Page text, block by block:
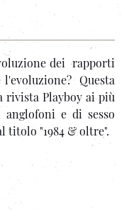
dei rapporti
Questa
rivista Playboy ai più
e di sesso
titolo "1984 & oltre".